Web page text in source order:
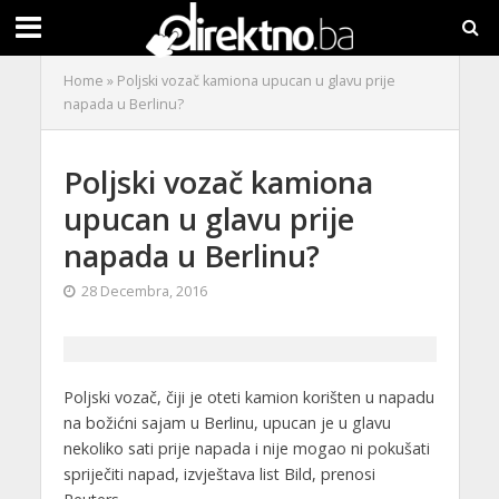
Home » Poljski vozač kamiona upucan u glavu prije
napada u Berlinu?
Poljski vozač kamiona
upucan u glavu prije
napada u Berlinu?
28 Decembra, 2016
Poljski vozač, čiji je oteti kamion korišten u napadu
na božićni sajam u Berlinu, upucan je u glavu
nekoliko sati prije napada i nije mogao ni pokušati
spriječiti napad, izvještava list Bild, prenosi